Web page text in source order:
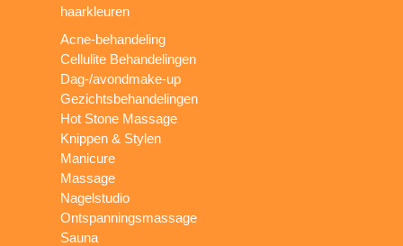
haarkleuren
Acne-behandeling
Cellulite Behandelingen
Dag-/avondmake-up
Gezichtsbehandelingen
Hot Stone Massage
Knippen & Stylen
Manicure
Massage
Nagelstudio
Ontspanningsmassage
Sauna